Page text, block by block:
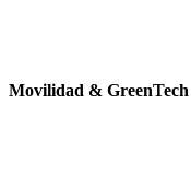
Movilidad & GreenTech